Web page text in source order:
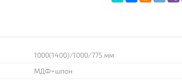
1000(1400)/1000/775 мм
МДФ+шпон